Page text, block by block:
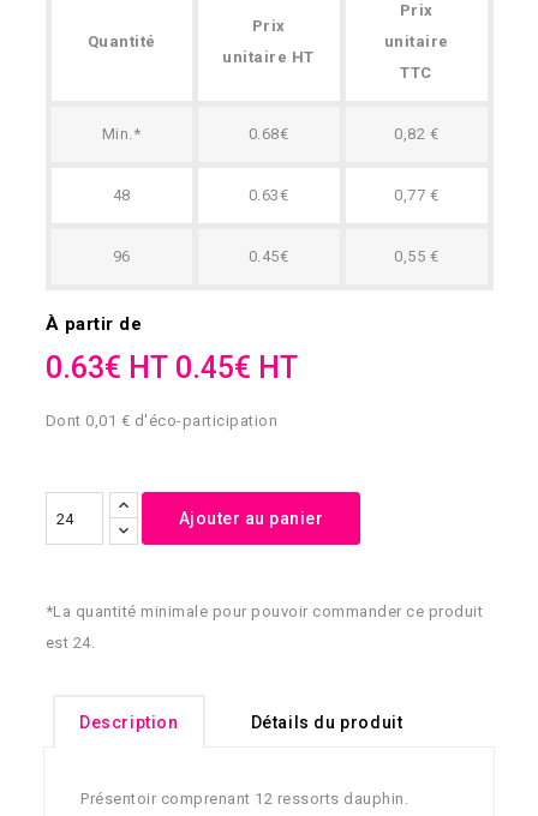
Quantité
Prix
unitaire HT
Prix
unitaire
TTC
Min.* 0.68€ 0,82 €
48 0.63€ 0,77 €
96 0.45€ 0,55 €
À partir de
0.63€ HT 0.45€ HT
Dont 0,01 € d'éco-participation
Ajouter au panier
*La quantité minimale pour pouvoir commander ce produit
est 24.
Description Détails du produit
Présentoir comprenant 12 ressorts dauphin.